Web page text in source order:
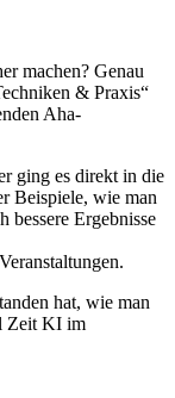
machen? Genau
& Praxis“
Aha-
ging es direkt in die
Beispiele, wie man
bessere Ergebnisse
hat, wie man
Zeit KI im